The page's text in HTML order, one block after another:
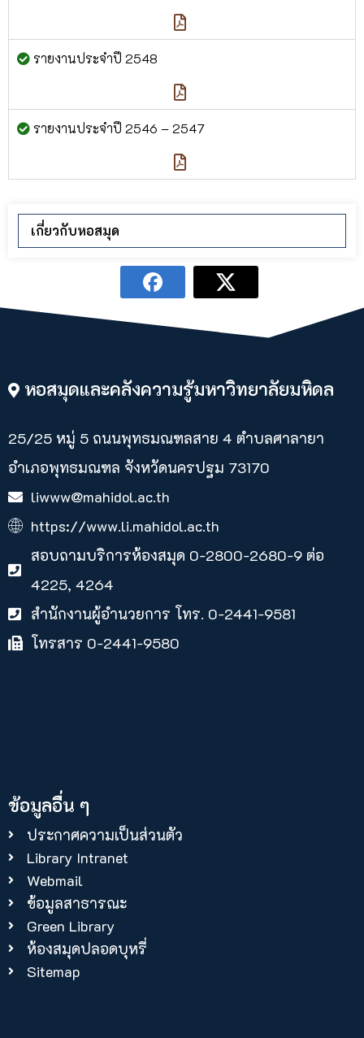
รายงานประจำปี 2548
รายงานประจำปี 2546 – 2547
เกี่ยวกับหอสมุด
หอสมุดและคลังความรู้มหาวิทยาลัยมหิดล
25/25 หมู่ 5 ถนนพุทธมณฑลสาย 4 ตำบลศาลายา​
อำเภอพุทธมณฑล จังหวัดนครปฐม 73170
liwww@mahidol.ac.th
https://www.li.mahidol.ac.th
สอบถามบริการห้องสมุด 0-2800-2680-9 ต่อ
4225, 4264
สำนักงานผู้อำนวยการ โทร. 0-2441-9581
โทรสาร 0-2441-9580
ข้อมูลอื่น ๆ
ประกาศความเป็นส่วนตัว
Library Intranet
Webmail
ข้อมูลสาธารณะ
Green Library
ห้องสมุดปลอดบุหรี่
Sitemap